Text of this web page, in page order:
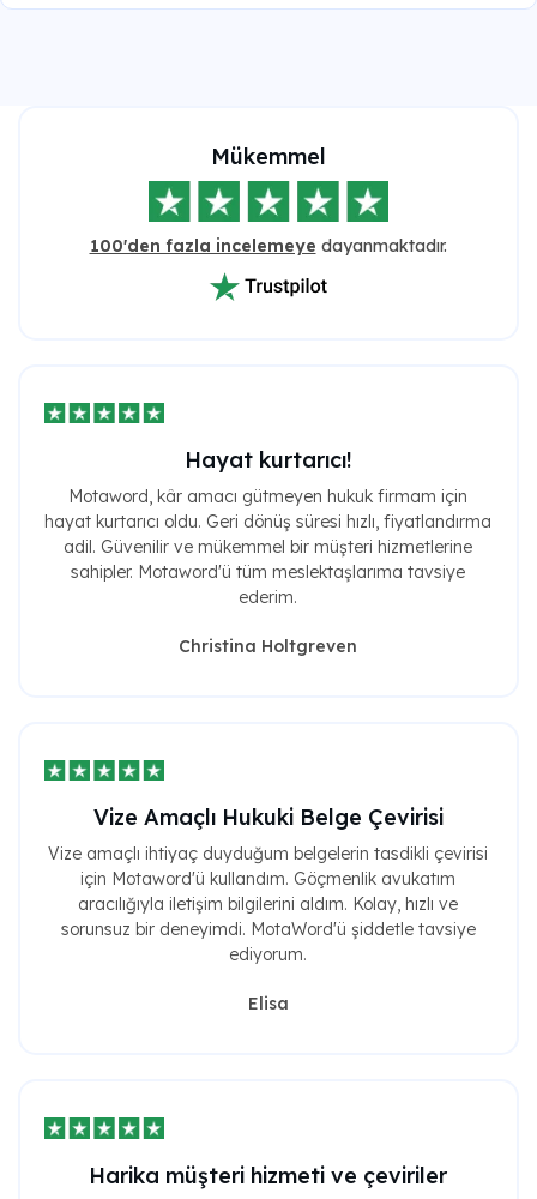
Mükemmel
100'den fazla incelemeye dayanmaktadır.
Hayat kurtarıcı!
Motaword, kâr amacı gütmeyen hukuk firmam için
hayat kurtarıcı oldu. Geri dönüş süresi hızlı, fiyatlandırma
adil. Güvenilir ve mükemmel bir müşteri hizmetlerine
sahipler. Motaword'ü tüm meslektaşlarıma tavsiye
ederim.
Christina Holtgreven
Vize Amaçlı Hukuki Belge Çevirisi
Vize amaçlı ihtiyaç duyduğum belgelerin tasdikli çevirisi
için Motaword'ü kullandım. Göçmenlik avukatım
aracılığıyla iletişim bilgilerini aldım. Kolay, hızlı ve
sorunsuz bir deneyimdi. MotaWord'ü şiddetle tavsiye
ediyorum.
Elisa
Harika müşteri hizmeti ve çeviriler